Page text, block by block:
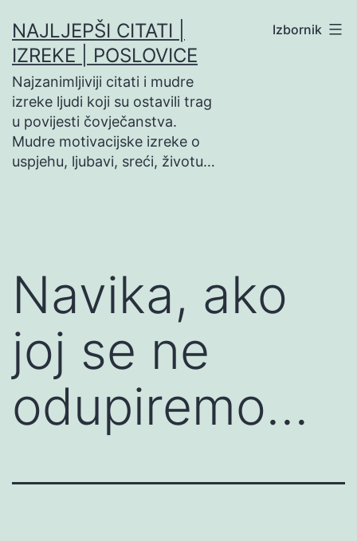
na
sadržaj
NAJLJEPŠI CITATI |
IZREKE | POSLOVICE
Najzanimljiviji citati i mudre
izreke ljudi koji su ostavili trag
u povijesti čovječanstva.
Mudre motivacijske izreke o
uspjehu, ljubavi, sreći, životu…
Izbornik
Navika, ako
joj se ne
odupiremo…